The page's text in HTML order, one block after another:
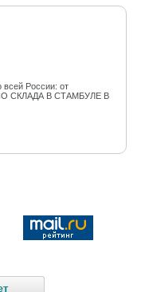
всей России: от
СО СКЛАДА В СТАМБУЛЕ В